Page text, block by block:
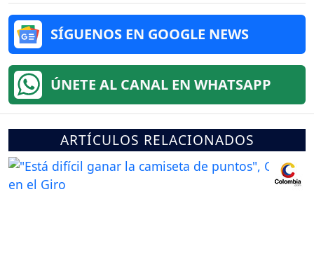
SÍGUENOS EN GOOGLE NEWS
ÚNETE AL CANAL EN WHATSAPP
ARTÍCULOS RELACIONADOS